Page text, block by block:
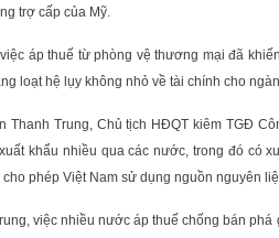
trợ cấp của Mỹ.
áp thuế từ phòng vệ thương mại đã
loạt hệ lụy không nhỏ về tài chính cho
Thanh Trung, Chủ tịch HĐQT kiêm TGĐ
khẩu nhiều qua các nước, trong đó có
phép Việt Nam sử dụng nguồn nguyên
việc nhiều nước áp thuế chống bán